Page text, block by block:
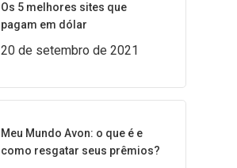
Os 5 melhores sites que
pagam em dólar
20 de setembro de 2021
Meu Mundo Avon: o que é e
como resgatar seus prêmios?